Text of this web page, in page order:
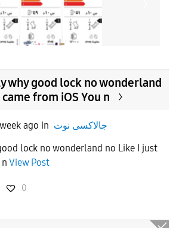
why good lock no wonderland
from iOS You n
ago in جالاكسى نوت
lock no wonderland no Like I just
View Post
0